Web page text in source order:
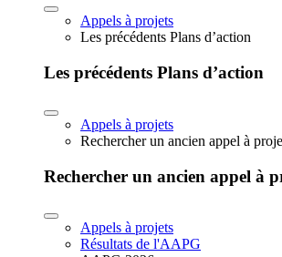
Appels à projets
Les précédents Plans d’action
Les précédents Plans d’action
Appels à projets
Rechercher un ancien appel à
Rechercher un ancien appel à
Appels à projets
Résultats de l'AAPG